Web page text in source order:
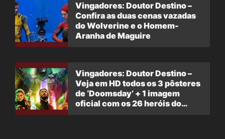
Vingadores: Doutor Destino –
Confira as duas cenas vazadas
do Wolverine e o Homem-
Aranha de Maguire
Vingadores: Doutor Destino –
Veja em HD todos os 3 pôsteres
de ‘Doomsday’ + 1 imagem
oficial com os 26 heróis do